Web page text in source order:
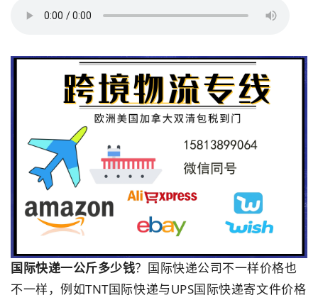
国际快递一公斤多少钱？国际快递公司不一样价格也
不一样，例如TNT国际快递与UPS国际快递寄文件价格